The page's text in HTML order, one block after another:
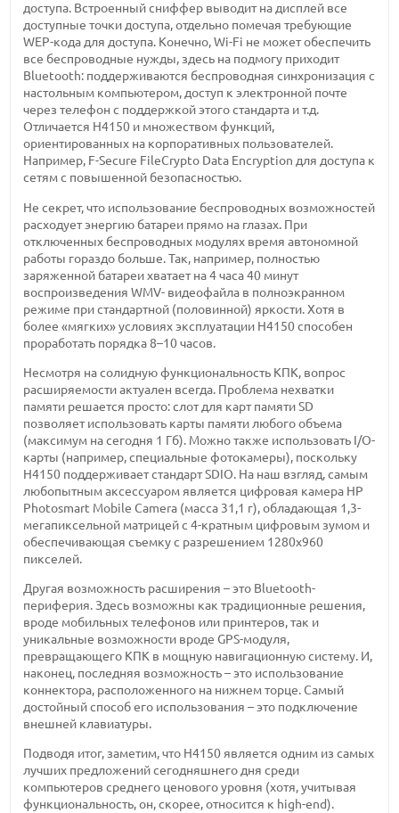
доступа. Встроенный сниффер выводит на дисплей все
доступные точки доступа, отдельно помечая требующие
WEP-кода для доступа. Конечно, Wi-Fi не может обеспечить
все беспроводные нужды, здесь на подмогу приходит
Bluetooth: поддерживаются беспроводная синхронизация с
настольным компьютером, доступ к электронной почте
через телефон с поддержкой этого стандарта и т.д.
Отличается H4150 и множеством функций,
ориентированных на корпоративных пользователей.
Например, F-Secure FileCrypto Data Encryption для доступа к
сетям с повышенной безопасностью.
Не секрет, что использование беспроводных возможностей
расходует энергию батареи прямо на глазах. При
отключенных беспроводных модулях время автономной
работы гораздо больше. Так, например, полностью
заряженной батареи хватает на 4 часа 40 минут
воспроизведения WMV- видеофайла в полноэкранном
режиме при стандартной (половинной) яркости. Хотя в
более «мягких» условиях эксплуатации H4150 способен
проработать порядка 8–10 часов.
Несмотря на солидную функциональность КПК, вопрос
расширяемости актуален всегда. Проблема нехватки
памяти решается просто: слот для карт памяти SD
позволяет использовать карты памяти любого объема
(максимум на сегодня 1 Гб). Можно также использовать I/O-
карты (например, специальные фотокамеры), поскольку
H4150 поддерживает стандарт SDIO. На наш взгляд, самым
любопытным аксессуаром является цифровая камера HP
Photosmart Mobile Camera (масса 31,1 г), обладающая 1,3-
мегапиксельной матрицей с 4-кратным цифровым зумом и
обеспечивающая съемку с разрешением 1280х960
пикселей.
Другая возможность расширения – это Bluetooth-
периферия. Здесь возможны как традиционные решения,
вроде мобильных телефонов или принтеров, так и
уникальные возможности вроде GPS-модуля,
превращающего КПК в мощную навигационную систему. И,
наконец, последняя возможность – это использование
коннектора, расположенного на нижнем торце. Самый
достойный способ его использования – это подключение
внешней клавиатуры.
Подводя итог, заметим, что H4150 является одним из самых
лучших предложений сегодняшнего дня среди
компьютеров среднего ценового уровня (хотя, учитывая
функциональность, он, скорее, относится к high-end).